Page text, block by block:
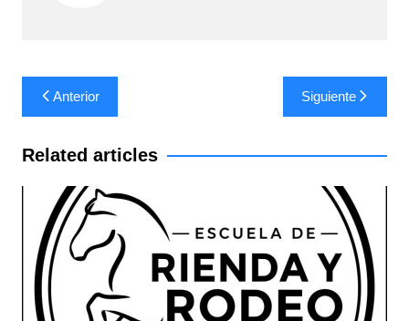
Navegación
de
entradas
Anterior Siguiente
Related articles